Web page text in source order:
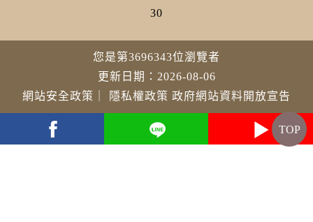
30
您是第3696343位瀏覽者
更新日期：2026-08-06
網站安全政策
隱私權政策 政府網站資料開放宣告
TOP